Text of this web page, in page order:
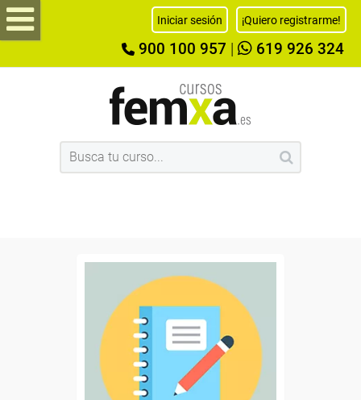
Iniciar sesión ¡Quiero registrarme!
900 100 957 619 926 324